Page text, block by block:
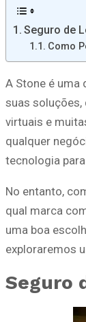
Seguro de
Como
A Stone é uma
suas
virtuais e
qualquer
tecnologia
No entanto,
qual marca
uma boa
exploraremos
Seguro